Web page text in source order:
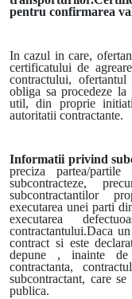
pentru confirmarea
In cazul in care,
certificatului de
contractului,
obliga sa procedeze la
util, din proprie
autoritatii contractante.
Informatii privind
preciza partea/
subcontracteze,
subcontractantilor
executarea unei parti
executarea
contractantului.Daca
contract si este
depune , inainte de
contractanta,
subcontractant, care
publica.